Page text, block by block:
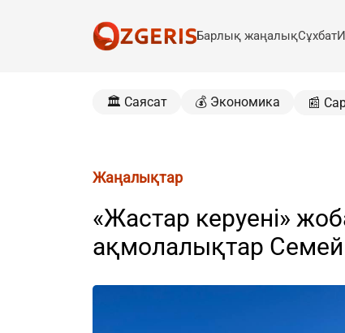
Барлық жаңалықСұхбат
🏛️ Саясат 💰 Экономика 📰
Жаңалықтар
«Жастар керуені»
ақмолалықтар